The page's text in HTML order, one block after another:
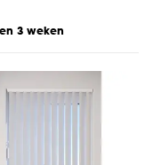
3 weken